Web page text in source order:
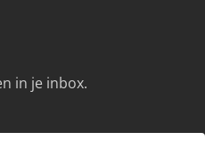
in je inbox.